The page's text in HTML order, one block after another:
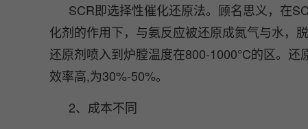
SCR即选择性催化还原法。顾名思义，在
化剂的作用下，与氨反应被还原成氮气与水，
还原剂喷入到炉膛温度在800-1000°C的区。
效率高,为30%-50%。
2、成本不同